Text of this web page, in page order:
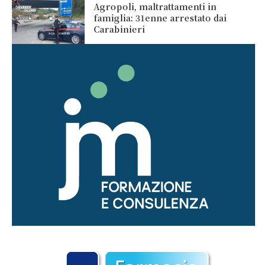
Agropoli, maltrattamenti in
famiglia: 31enne arrestato dai
Carabinieri